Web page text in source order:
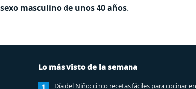
masculino de unos 40 años.
Lo más visto de la semana
1
Día del Niño: cinco recetas fáciles para cocinar en